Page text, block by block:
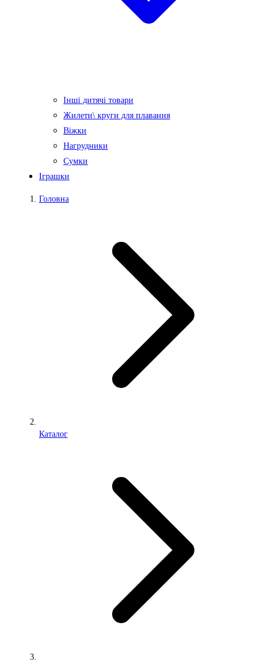
Інші дитячі товари
Жилети\ круги для плавання
Віжки
Нагрудники
Сумки
Іграшки
Головна
Каталог